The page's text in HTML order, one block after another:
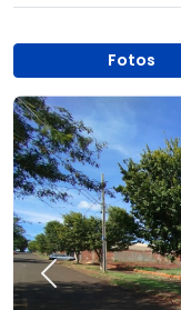
Fotos
Previous